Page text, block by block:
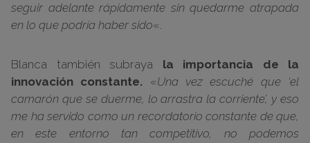
seguir adelante rápidamente sin quedarme atrapada
en lo que podría haber sido«.
Blanca también subraya la importancia de la
innovación constante. «Una vez escuché que ‘el
camarón que se duerme, lo arrastra la corriente’, y eso
me ha servido como un recordatorio constante de que,
en este entorno tan competitivo, no podemos